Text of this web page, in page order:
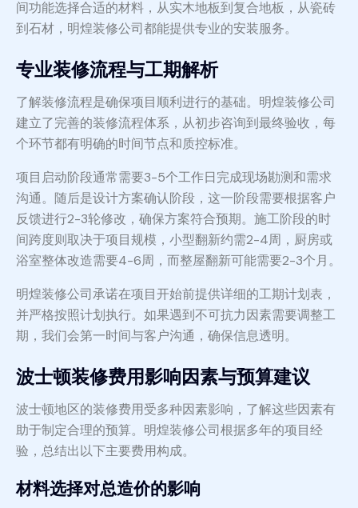
间功能选择合适的材料，从实木地板到复合地板，从瓷砖
到石材，明煌装修公司都能提供专业的安装服务。
专业装修流程与工期解析
了解装修流程是确保项目顺利进行的基础。明煌装修公司
建立了完善的装修流程体系，从初步咨询到最终验收，每
个环节都有明确的时间节点和质控标准。
项目启动阶段通常需要3-5个工作日完成现场勘测和需求
沟通。随后是设计方案确认阶段，这一阶段需要根据客户
反馈进行2-3轮修改，确保方案符合预期。施工阶段的时
间跨度则取决于项目规模，小型翻新约需2-4周，厨房或
浴室整体改造需要4-6周，而整屋翻新可能需要2-3个月。
明煌装修公司承诺在项目开始前提供详细的工期计划表，
并严格按照计划执行。如果遇到不可抗力因素需要调整工
期，我们会第一时间与客户沟通，确保信息透明。
波士顿装修费用影响因素与预算建议
波士顿地区的装修费用受多种因素影响，了解这些因素有
助于制定合理的预算。明煌装修公司根据多年的项目经
验，总结出以下主要费用构成。
材料选择对总造价的影响